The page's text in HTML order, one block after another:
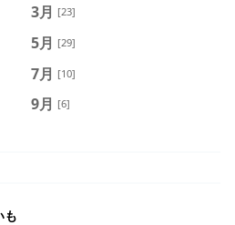
3月 [23]
5月 [29]
7月 [10]
9月 [6]
も